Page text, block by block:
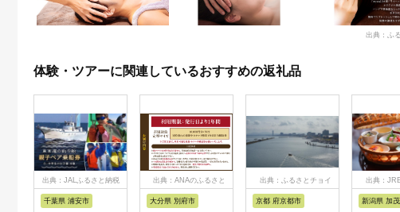
出典：ふ
体験・ツアーに関連しているおすすめの返礼品
出典：JALふるさと納税
千葉県 浦安市
出典：ANAのふるさと
大分県 別府市
出典：ふるさとチョイ
京都 府京都市
出典：
新潟県 加